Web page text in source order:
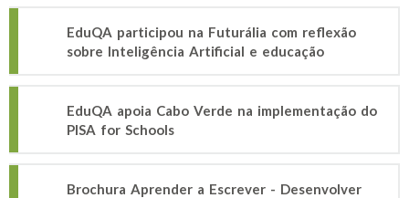
EduQA participou na Futurália com reflexão
sobre Inteligência Artificial e educação
EduQA apoia Cabo Verde na implementação do
PISA for Schools
Brochura Aprender a Escrever - Desenvolver